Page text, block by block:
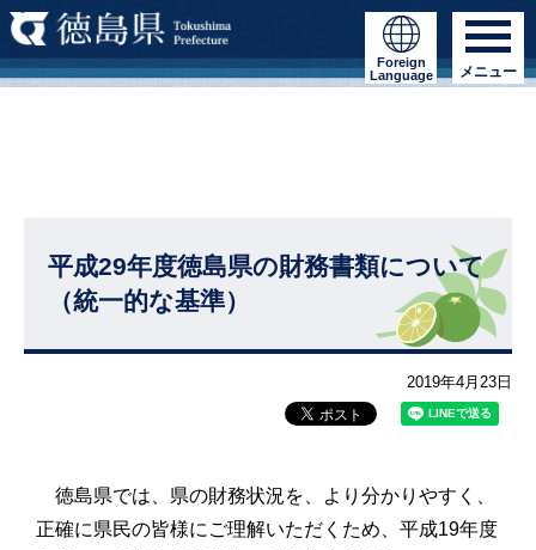
Foreign
Language
メニュー
平成29年度徳島県の財務書類について
（統一的な基準）
2019年4月23日
徳島県では、県の財務状況を、より分かりやすく、
正確に県民の皆様にご理解いただくため、平成19年度